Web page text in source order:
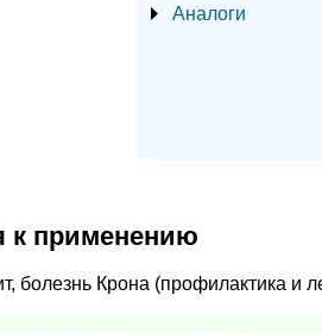
Аналоги
к применению
болезнь Крона (профилактика и